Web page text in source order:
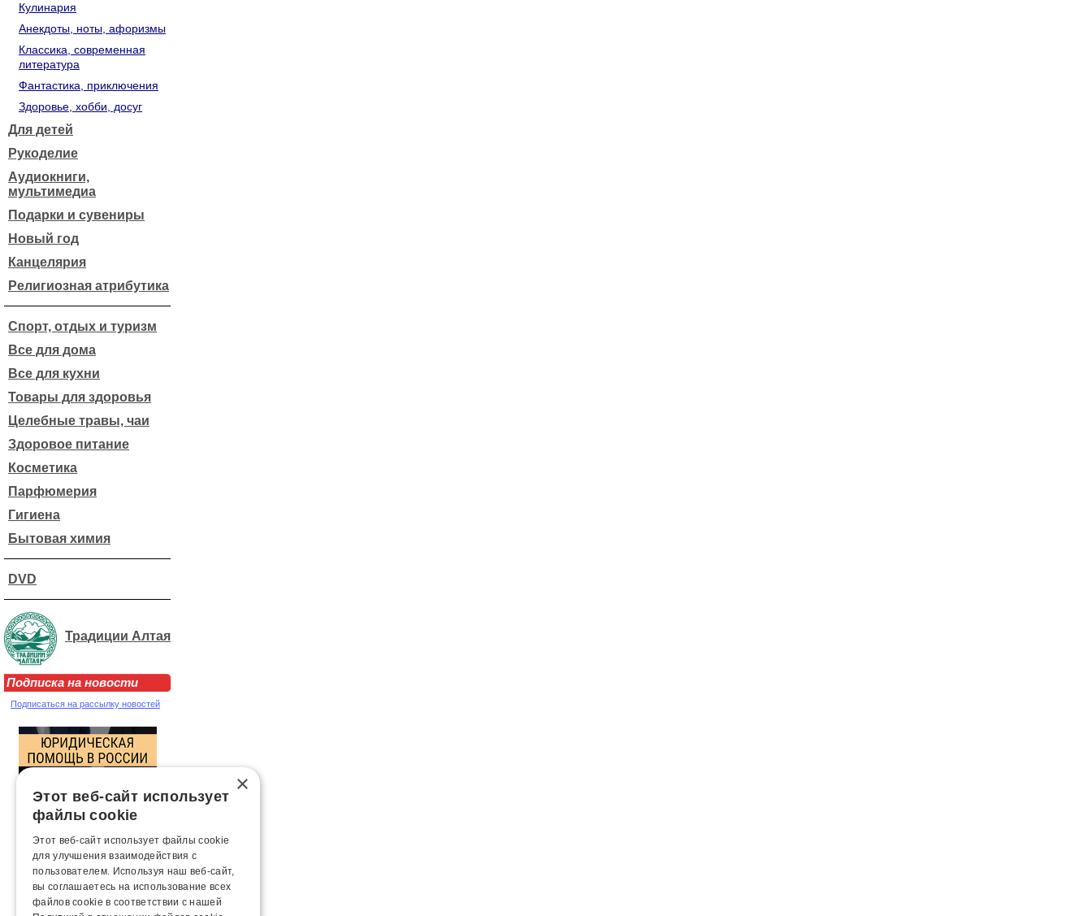
Кулинария
Анекдоты, ноты, афоризмы
Классика, современная
литература
Фантастика, приключения
Здоровье, хобби, досуг
Для детей
Рукоделие
Аудиокниги,
мультимедиа
Подарки и сувениры
Новый год
Канцелярия
Религиозная атрибутика
Спорт, отдых и туризм
Все для дома
Все для кухни
Товары для здоровья
Целебные травы, чаи
Здоровое питание
Косметика
Парфюмерия
Гигиена
Бытовая химия
DVD
Традиции Алтая
Подписка на новости
Подписаться на рассылку новостей
×
Этот веб-сайт использует
файлы cookie
Этот веб-сайт использует файлы cookie
для улучшения взаимодействия с
пользователем. Используя наш веб-сайт,
вы соглашаетесь на использование всех
файлов cookie в соответствии с нашей